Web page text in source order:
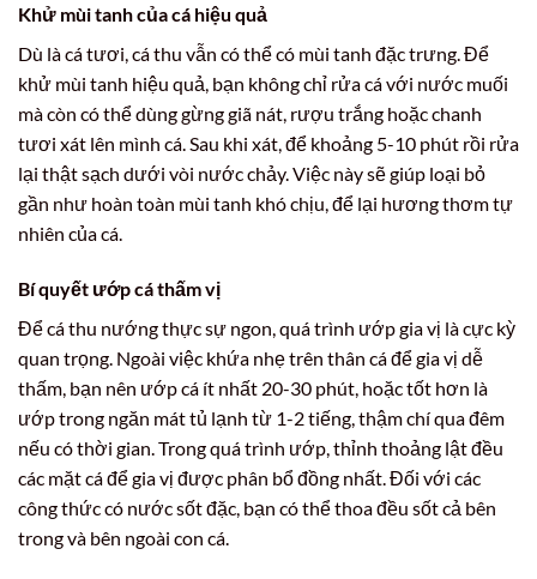
Khử mùi tanh của cá hiệu quả
Dù là cá tươi, cá thu vẫn có thể có mùi tanh đặc trưng. Để
khử mùi tanh hiệu quả, bạn không chỉ rửa cá với nước muối
mà còn có thể dùng gừng giã nát, rượu trắng hoặc chanh
tươi xát lên mình cá. Sau khi xát, để khoảng 5-10 phút rồi rửa
lại thật sạch dưới vòi nước chảy. Việc này sẽ giúp loại bỏ
gần như hoàn toàn mùi tanh khó chịu, để lại hương thơm tự
nhiên của cá.
Bí quyết ướp cá thấm vị
Để cá thu nướng thực sự ngon, quá trình ướp gia vị là cực kỳ
quan trọng. Ngoài việc khứa nhẹ trên thân cá để gia vị dễ
thấm, bạn nên ướp cá ít nhất 20-30 phút, hoặc tốt hơn là
ướp trong ngăn mát tủ lạnh từ 1-2 tiếng, thậm chí qua đêm
nếu có thời gian. Trong quá trình ướp, thỉnh thoảng lật đều
các mặt cá để gia vị được phân bổ đồng nhất. Đối với các
công thức có nước sốt đặc, bạn có thể thoa đều sốt cả bên
trong và bên ngoài con cá.